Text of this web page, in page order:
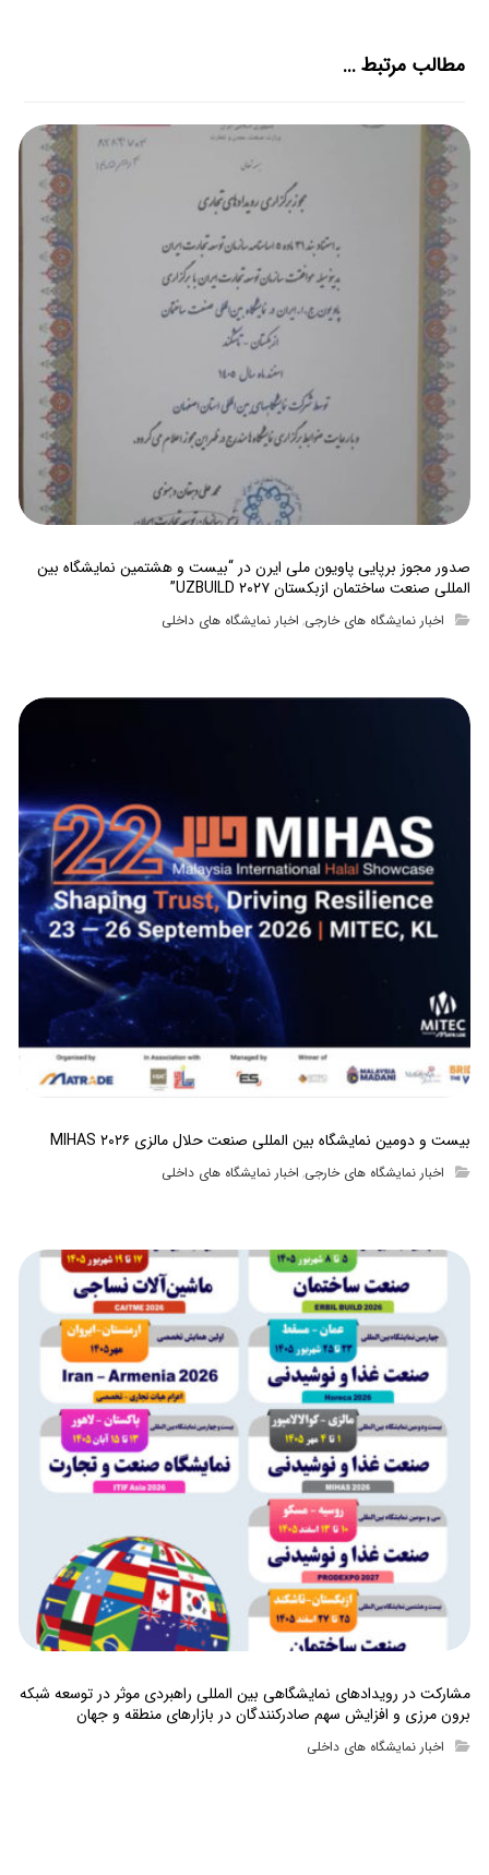
مطالب مرتبط ...
صدور مجوز برپایی پاویون ملی ایرن در “بیست و هشتمین نمایشگاه بین
المللی صنعت ساختمان ازبکستان UZBUILD ۲۰۲۷”
اخبار نمایشگاه های خارجی, اخبار نمایشگاه های داخلی
بیست و دومین نمایشگاه بین المللی صنعت حلال مالزی MIHAS ۲۰۲۶
اخبار نمایشگاه های خارجی, اخبار نمایشگاه های داخلی
مشارکت در رویدادهای نمایشگاهی بین المللی راهبردی موثر در توسعه شبکه
برون مرزی و افزایش سهم صادرکنندگان در بازارهای منطقه و جهان
اخبار نمایشگاه های داخلی